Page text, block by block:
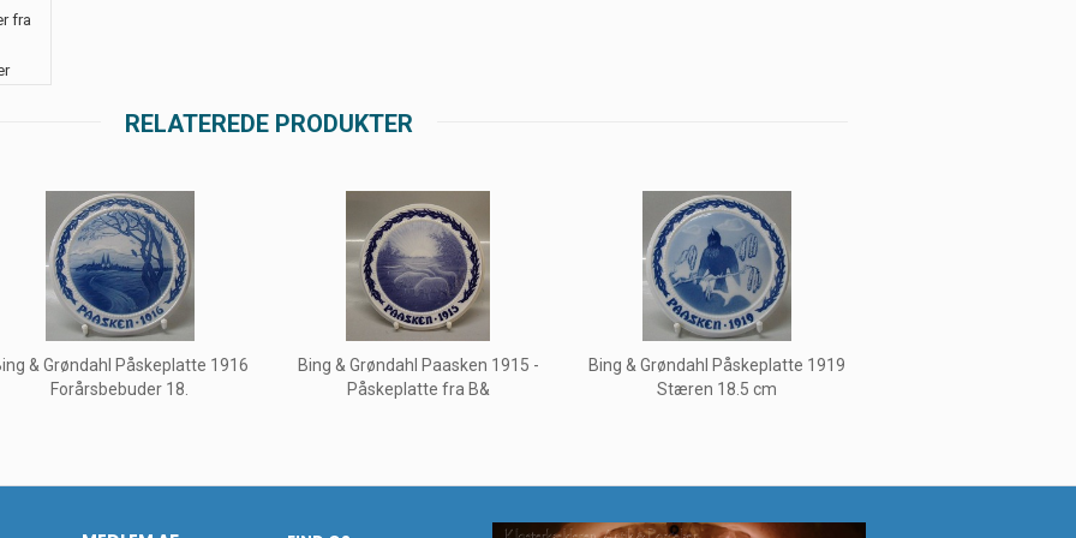
fra
RELATEREDE PRODUKTER
& Grøndahl Påskeplatte 1916
Forårsbebuder 18.
Bing & Grøndahl Paasken 1915 -
Påskeplatte fra B&
Bing & Grøndahl Påskeplatte 1919
Stæren 18.5 cm